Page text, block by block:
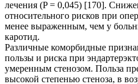
лечения (P = 0,045) [170].
относительного рисков при
менее выраженным, чем у
каротид.
Различные коморбидные
пользы и риска при
умеренным стенозом. Польза
высокой степенью стеноза, в